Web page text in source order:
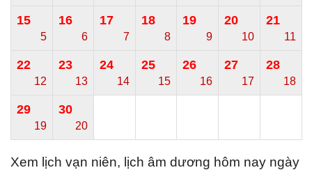
15
5
16
6
17
7
18
8
19
9
20
10
21
11
22
12
23
13
24
14
25
15
26
16
27
17
28
18
29
19
30
20
Xem lịch vạn niên, lịch âm dương hôm nay ngày